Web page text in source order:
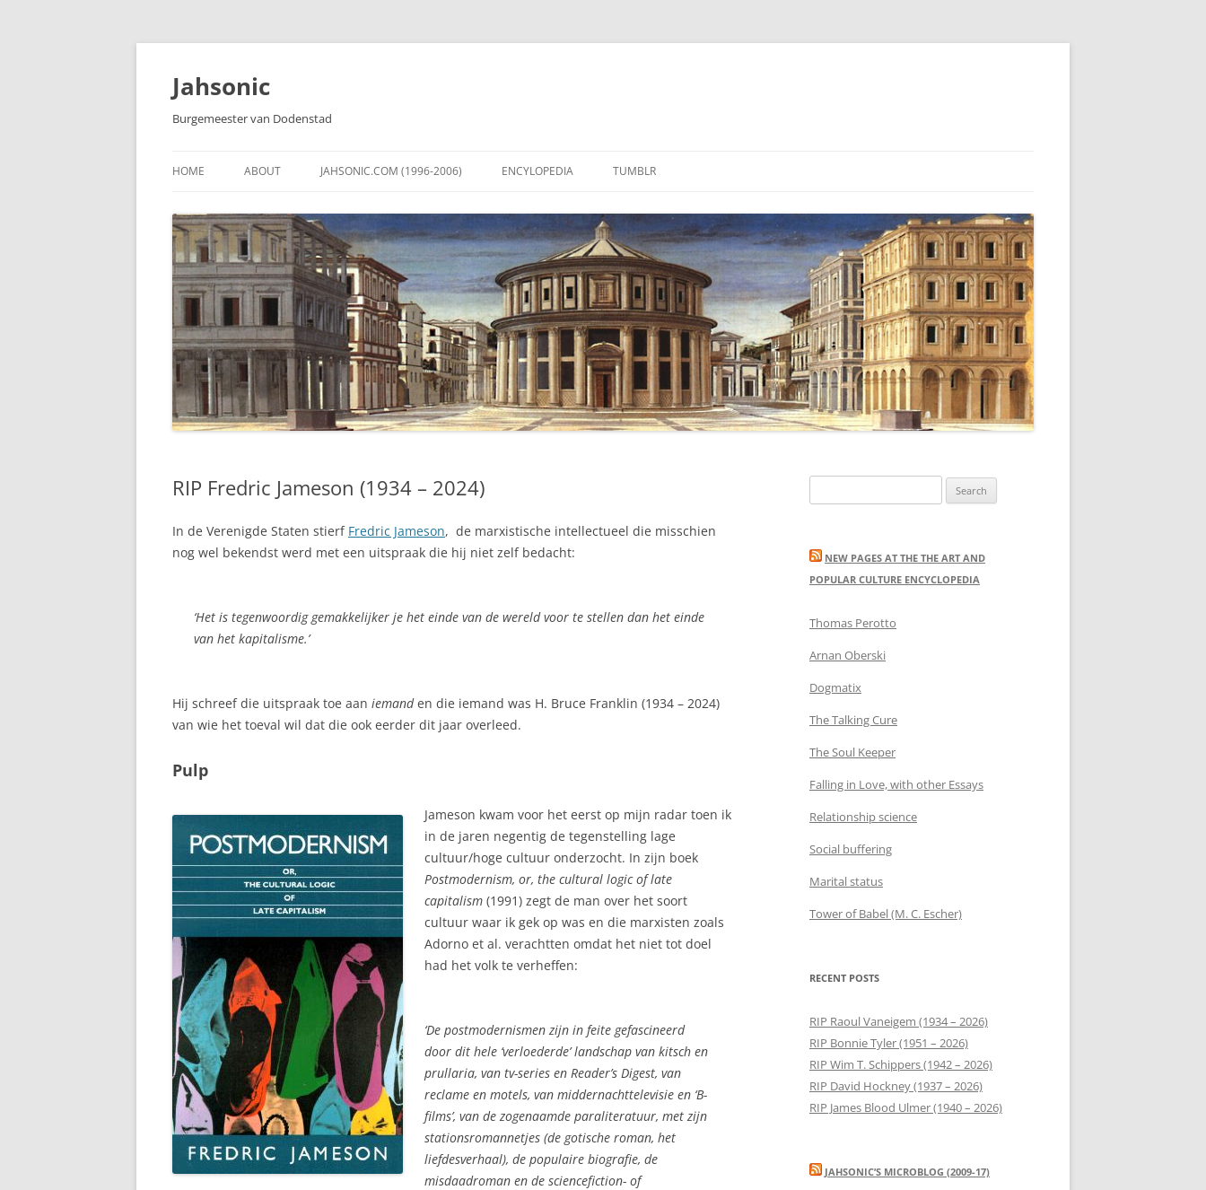
Skip
content
Jahsonic
Burgemeester van Dodenstad
HOME ABOUT JAHSONIC.COM (1996-2006) ENCYLOPEDIA TUMBLR
RIP Fredric Jameson (1934 – 2024)
In de Verenigde Staten stierf Fredric Jameson, de marxistische intellectueel die misschien
nog wel bekendst werd met een uitspraak die hij niet zelf bedacht:
‘Het is tegenwoordig gemakkelijker je het einde van de wereld voor te stellen dan het einde
van het kapitalisme.’
Hij schreef die uitspraak toe aan iemanden die iemand was H. Bruce Franklin (1934 – 2024)
van wie het toeval wil dat die ook eerder dit jaar overleed.
Pulp
Jameson kwam voor het eerst op mijn radar toen ik
in de jaren negentig de tegenstelling lage
cultuur/hoge cultuur onderzocht. In zijn boek
Postmodernism, or, the cultural logic of late
capitalism (1991) zegt de man over het soort
cultuur waar ik gek op was en die marxisten zoals
Adorno et al. verachtten omdat het niet tot doel
had het volk te verheffen:
‘De postmodernismen zijn in feite gefascineerd
door dit hele ‘verloederde’ landschap van kitsch en
prullaria, van tv-series en Reader’s Digest, van
reclame en motels, van middernachttelevisie en ‘B-
films’, van de zogenaamde paraliteratuur, met zijn
stationsromannetjes (de gotische roman, het
liefdesverhaal), de populaire biografie, de
misdaadroman en de sciencefiction- of
for:
NEW PAGES AT THE THE ART AND
POPULAR CULTURE ENCYCLOPEDIA
Thomas Perotto
Arnan Oberski
Dogmatix
The Talking Cure
The Soul Keeper
Falling in Love, with other Essays
Relationship science
Social buffering
Marital status
Tower of Babel (M. C. Escher)
RECENT POSTS
RIP Raoul Vaneigem (1934 – 2026)
RIP Bonnie Tyler (1951 – 2026)
RIP Wim T. Schippers (1942 – 2026)
RIP David Hockney (1937 – 2026)
RIP James Blood Ulmer (1940 – 2026)
JAHSONIC’S MICROBLOG (2009-17)